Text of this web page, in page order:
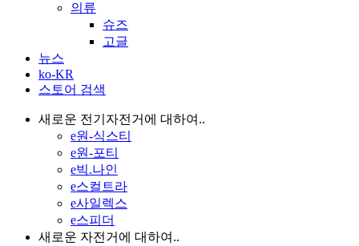
의류
슈즈
고글
뉴스
ko-KR
스토어 검색
새로운 전기자전거에 대하여..
e원-식스티
e원-포티
e빅.나인
e스컬트라
e사일렉스
e스피더
새로운 자전거에 대하여..